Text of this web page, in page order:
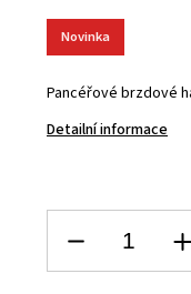
Pancéřové brzdové
Detailní informace
Novinka